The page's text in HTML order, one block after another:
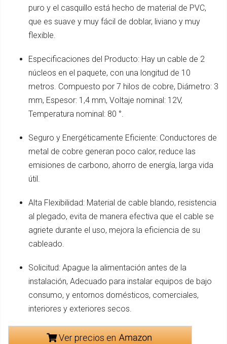
puro y el casquillo está hecho de material de PVC,
que es suave y muy fácil de doblar, liviano y muy
flexible.
Especificaciones del Producto: Hay un cable de 2
núcleos en el paquete, con una longitud de 10
metros. Compuesto por 7 hilos de cobre, Diámetro: 3
mm, Espesor: 1,4 mm, Voltaje nominal: 12V,
Temperatura nominal: 80 °.
Seguro y Energéticamente Eficiente: Conductores de
metal de cobre generan poco calor, reduce las
emisiones de carbono, ahorro de energía, larga vida
útil.
Alta Flexibilidad: Material de cable blando, resistencia
al plegado, evita de manera efectiva que el cable se
agriete durante el uso, mejora la eficiencia de su
cableado.
Solicitud: Apague la alimentación antes de la
instalación, Adecuado para instalar equipos de bajo
consumo, y entornos domésticos, comerciales,
interiores y exteriores secos.
Ver precios en